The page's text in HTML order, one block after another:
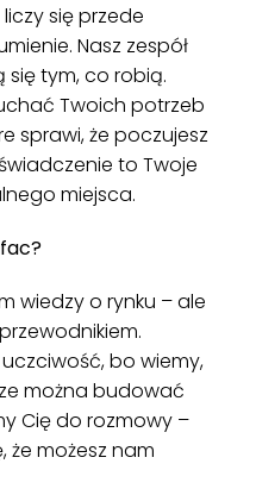
się przede
Nasz zespół
się tym, co robią.
Twoich potrzeb
sprawi, że poczujesz
to Twoje
miejsca.
wiedzy o rynku – ale
bo wiemy,
można budować
Cię do rozmowy –
że możesz nam